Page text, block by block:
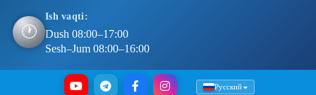
🕐
Ish vaqti:
Dush 08:00–17:00
Sesh–Jum 08:00–16:00
Русский